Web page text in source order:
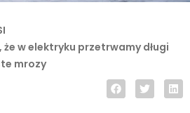
w elektryku przetrwamy długi
mrozy